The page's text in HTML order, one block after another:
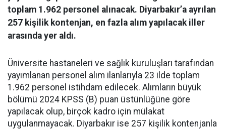
toplam 1.962 personel alınacak. Diyarbakır’a ayrılan
257 kişilik kontenjan, en fazla alım yapılacak iller
arasında yer aldı.
Üniversite hastaneleri ve sağlık kuruluşları tarafından
yayımlanan personel alım ilanlarıyla 23 ilde toplam
1.962 personel istihdam edilecek. Alımların büyük
bölümü 2024 KPSS (B) puan üstünlüğüne göre
yapılacak olup, birçok kadro için mülakat
uygulanmayacak. Diyarbakır ise 257 kişilik kontenjanla